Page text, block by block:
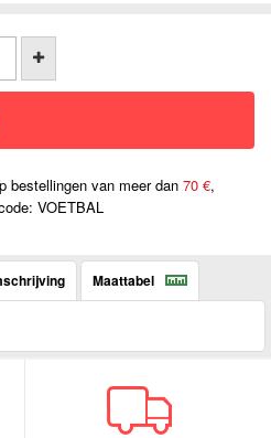
bestellingen van meer dan 70 €,
VOETBAL
Maattabel